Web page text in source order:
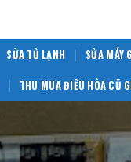
SỬA TỦ LẠNH SỬA MÁY
THU MUA ĐIỀU HÒA CŨ